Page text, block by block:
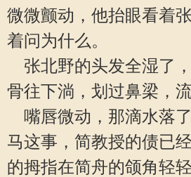
微微颤动，他抬眼看着
着问为什么。
张北野的头发全湿了
骨往下淌，划过鼻梁，流
嘴唇微动，那滴水落
马这事，简教授的债已
的拇指在简舟的颌角轻